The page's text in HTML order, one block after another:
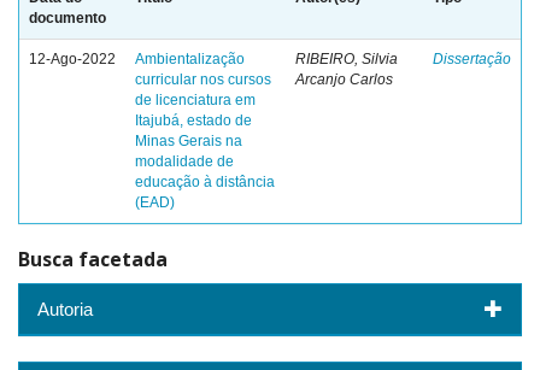
documento
12-Ago-2022
Ambientalização
curricular nos cursos
de licenciatura em
Itajubá, estado de
Minas Gerais na
modalidade de
educação à distância
(EAD)
RIBEIRO, Silvia
Arcanjo Carlos
Dissertação
Busca facetada
Autoria